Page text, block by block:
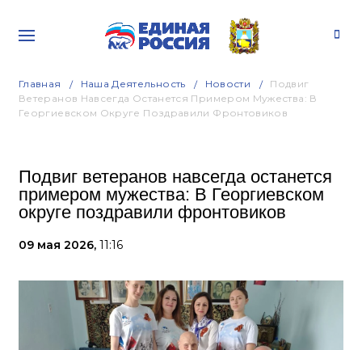
Главная Наша Деятельность Новости
Подвиг
Ветеранов Навсегда Останется Примером Мужества: В
Георгиевском Округе Поздравили Фронтовиков
Подвиг ветеранов навсегда останется
примером мужества: В Георгиевском
округе поздравили фронтовиков
09 мая 2026, 11:16